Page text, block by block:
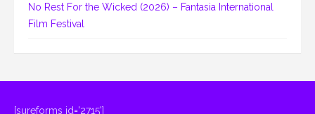
No Rest For the Wicked (2026) – Fantasia International
Film Festival
[sureforms id='2715']